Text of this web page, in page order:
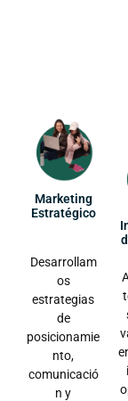
Marketing
Estratégico
Desarrollam
os
estrategias
de
posicionamie
nto,
comunicació
n y